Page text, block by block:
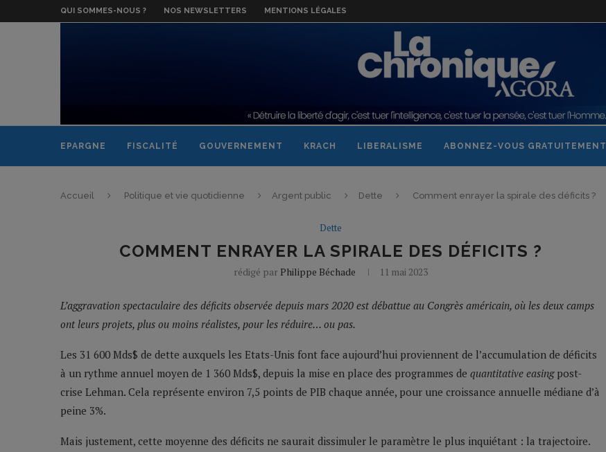
QUI SOMMES-NOUS ? NOS NEWSLETTERS MENTIONS LÉGALES
EPARGNE FISCALITÉ GOUVERNEMENT KRACH LIBERALISME ABONNEZ-VOUS GRATUITEMENT
Accueil Politique et vie quotidienne Argent public Dette Comment enrayer la spirale des déficits ?
Dette
COMMENT ENRAYER LA SPIRALE DES DÉFICITS ?
rédigé par Philippe Béchade 11 mai 2023
L’aggravation spectaculaire des déficits observée depuis mars 2020 est débattue au Congrès américain, où les deux camps
ont leurs projets, plus ou moins réalistes, pour les réduire… ou pas.
Les 31 600 Mds$ de dette auxquels les Etats-Unis font face aujourd’hui proviennent de l’accumulation de déficits
à un rythme annuel moyen de 1 360 Mds$, depuis la mise en place des programmes de quantitative easingpost-
crise Lehman. Cela représente environ 7,5 points de PIB chaque année, pour une croissance annuelle médiane d’à
peine 3%.
Mais justement, cette moyenne des déficits ne saurait dissimuler le paramètre le plus inquiétant : la trajectoire.